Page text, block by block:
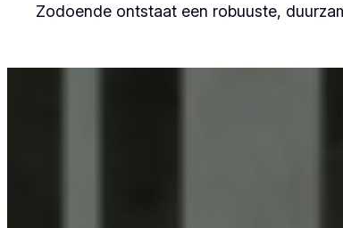
Zodoende ontstaat een robuuste,